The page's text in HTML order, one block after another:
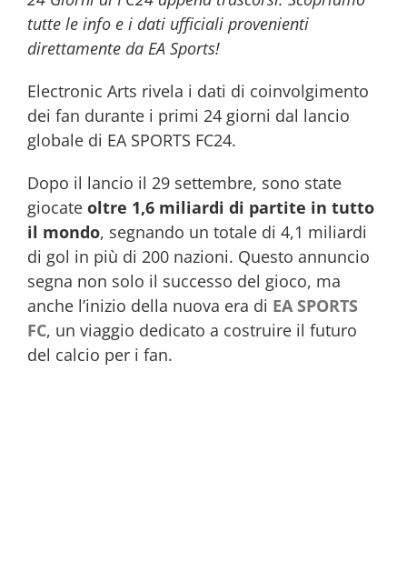
tutte le info e i dati ufficiali provenienti
direttamente da EA Sports!
Electronic Arts rivela i dati di coinvolgimento
dei fan durante i primi 24 giorni dal lancio
globale di EA SPORTS FC24.
Dopo il lancio il 29 settembre, sono state
giocate oltre 1,6 miliardi di partite in tutto
il mondo, segnando un totale di 4,1 miliardi
di gol in più di 200 nazioni. Questo annuncio
segna non solo il successo del gioco, ma
anche l’inizio della nuova era di EA SPORTS
FC, un viaggio dedicato a costruire il futuro
del calcio per i fan.